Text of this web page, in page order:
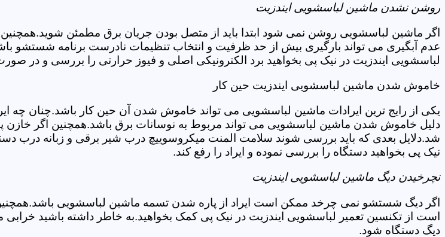
روشن نشدن ماشین لباسشویی ایندزیت
اگر ماشین لباسشویی روشن نمی شود ابتدا باید از متصل بودن جریان برق مطمئن
عدم آبگیری می تواند بارگیری بیش از حد ظرفیت و انتخاب تنظیمات نادرست برنامه شستشو
لباسشویی ایندزیت در نیک پی بخواهید برد الکترونیکی اصلی و فیوز حرارتی را بررسی و در
خاموش شدن ماشین لباسشویی ایندزیت حین کار
یکی از رایج ترین ایرادات ماشین لباسشویی می تواند خاموش شدن آن حین کار باشد.چنان چه
دلیل خاموش شدن ماشین لباسشویی می تواند مربوط به نوسانات برق باشد.همچنین اگر خازن
شد.دلایل بعدی که باید بررسی شوند سلامت المنت میکروسوییچ درب شیر برقی و زبانه درب
نیک پی بخواهید دستگاه را بررسی نموده و ایراد را رفع کند.
نچرخیدن دیگ ماشین لباسشویی ایندزیت
اگر دیگ شستشو نمی چرخد ممکن است ایراد از پاره شدن تسمه ماشین لباسشویی باشد.همچنین
است از تکنسین تعمیر لباسشویی ایندزیت در نیک پی کمک بخواهید.به خاطر داشته باشید
دیگ دستگاه شود.